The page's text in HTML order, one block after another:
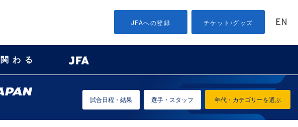
JFAへの登録 チケット/グッズ EN
関わる
年代・カテゴリーを選ぶ
試合日程・結果 選手・スタッフ